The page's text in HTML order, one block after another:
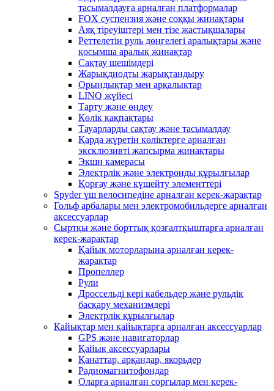
тасымалдауға арналған платформалар
FOX суспензия және соққы жинақтары
Аяқ тіреуіштері мен тізе жастықшалары
Реттелетін руль дөңгелегі аралықтары және
қосымша аралық жинақтар
Сақтау шешімдері
Жарықдиодты жарықтандыру
Орындықтар мен арқалықтар
LINQ жүйесі
Тарту және өңдеу
Көлік қақпақтары
Тауарларды сақтау және тасымалдау
Қарда жүретін көліктерге арналған
эксклюзивті жапсырма жинақтары
Экшн камерасы
Электрлік және электронды құрылғылар
Қорғау және күшейту элементтері
Spyder үш велосипедіне арналған керек-жарақтар
Гольф арбалары мен электромобильдерге арналған
аксессуарлар
Сыртқы және борттық қозғалтқыштарға арналған
керек-жарақтар
Қайық моторларына арналған керек-
жарақтар
Пропеллер
Рули
Дроссельді кері кабельдер және рульдік
басқару механизмдері
Электрлік құрылғылар
Қайықтар мен қайықтарға арналған аксессуарлар
GPS және навигаторлар
Қайық аксессуарлары
Қанаттар, арқандар, якорьдер
Радиомагнитофондар
Оларға арналған сорғылар мен керек-